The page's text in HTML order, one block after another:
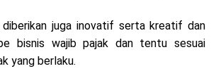
diberikan juga inovatif serta kreatif dan
bisnis wajib pajak dan tentu sesuai
yang berlaku.